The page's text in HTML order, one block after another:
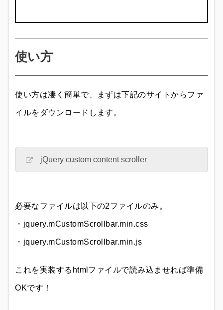
使い方
使い方は凄く簡単で、まずは下記のサイトからファ
イルをダウンロードします。
jQuery custom content scroller
必要なファイルは以下の2ファイルのみ。
・jquery.mCustomScrollbar.min.css
・jquery.mCustomScrollbar.min.js
これを実装するhtmlファイルで読み込ませれば準備
OKです！